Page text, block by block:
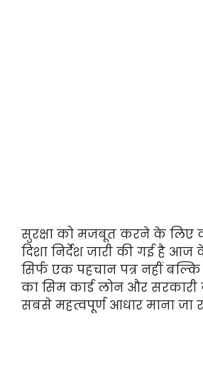
सुरक्षा को मजबूत करने के लिए
दिशा निर्देश जारी की गई है
सिर्फ एक पहचान पत्र नहीं
का सिम कार्ड लोन और
सबसे महत्वपूर्ण आधार माना जा